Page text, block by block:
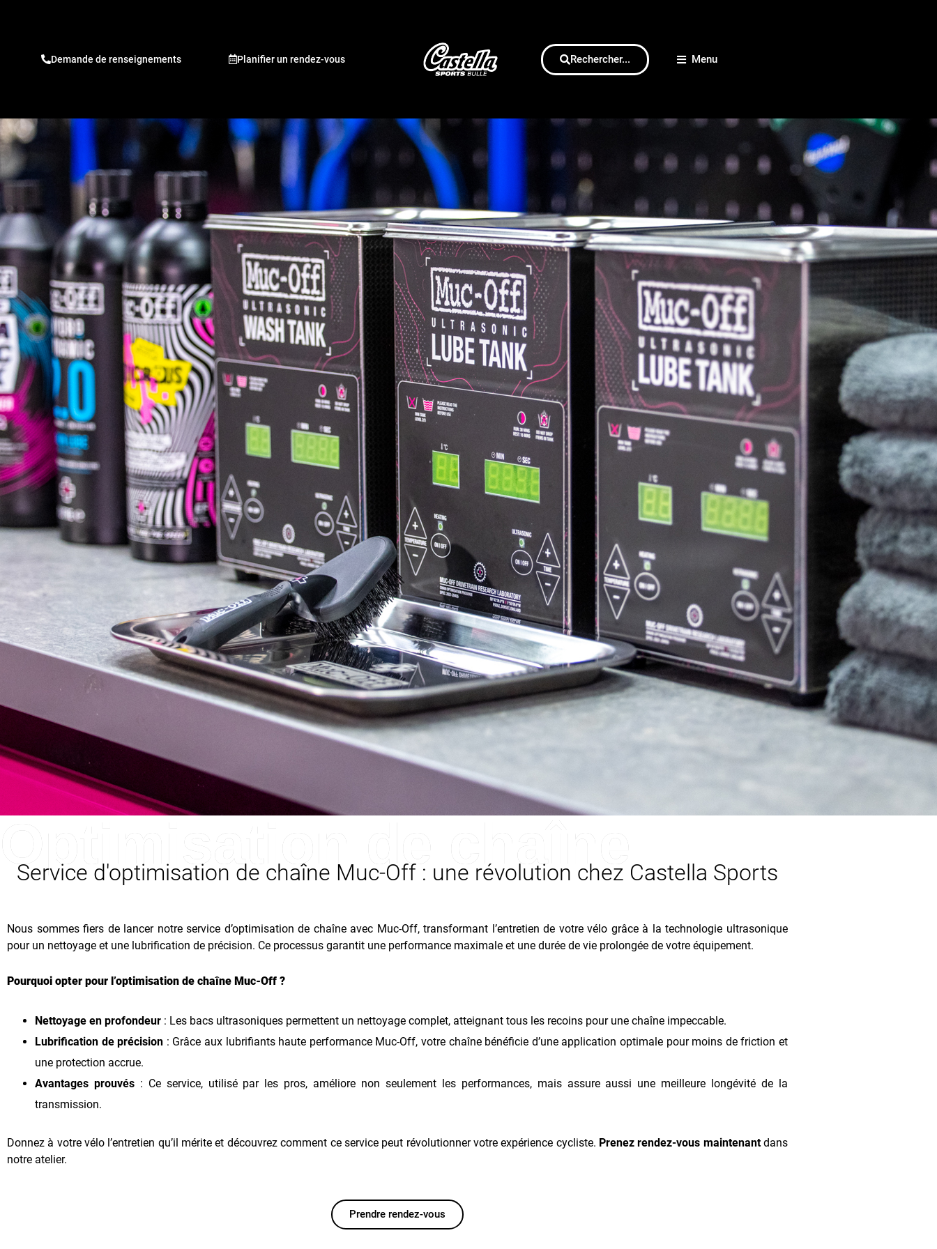
Demande de renseignements Planifier un rendez-vous Rechercher... Menu
Service d'optimisation de chaîne Muc-Off : une révolution chez Castella Sports
Nous sommes fiers de lancer notre service d’optimisation de chaîne avec Muc-Off, transformant l’entretien de votre vélo grâce à la technologie ultrasonique
pour un nettoyage et une lubrification de précision. Ce processus garantit une performance maximale et une durée de vie prolongée de votre équipement.
Pourquoi opter pour l’optimisation de chaîne Muc-Off ?
Nettoyage en profondeur : Les bacs ultrasoniques permettent un nettoyage complet, atteignant tous les recoins pour une chaîne impeccable.
Lubrification de précision : Grâce aux lubrifiants haute performance Muc-Off, votre chaîne bénéficie d’une application optimale pour moins de friction et
une protection accrue.
Avantages prouvés: Ce service, utilisé par les pros, améliore non seulement les performances, mais assure aussi une meilleure longévité de la
transmission.
Donnez à votre vélo l’entretien qu’il mérite et découvrez comment ce service peut révolutionner votre expérience cycliste. Prenez rendez-vous maintenantdans
notre atelier.
Prendre rendez-vous